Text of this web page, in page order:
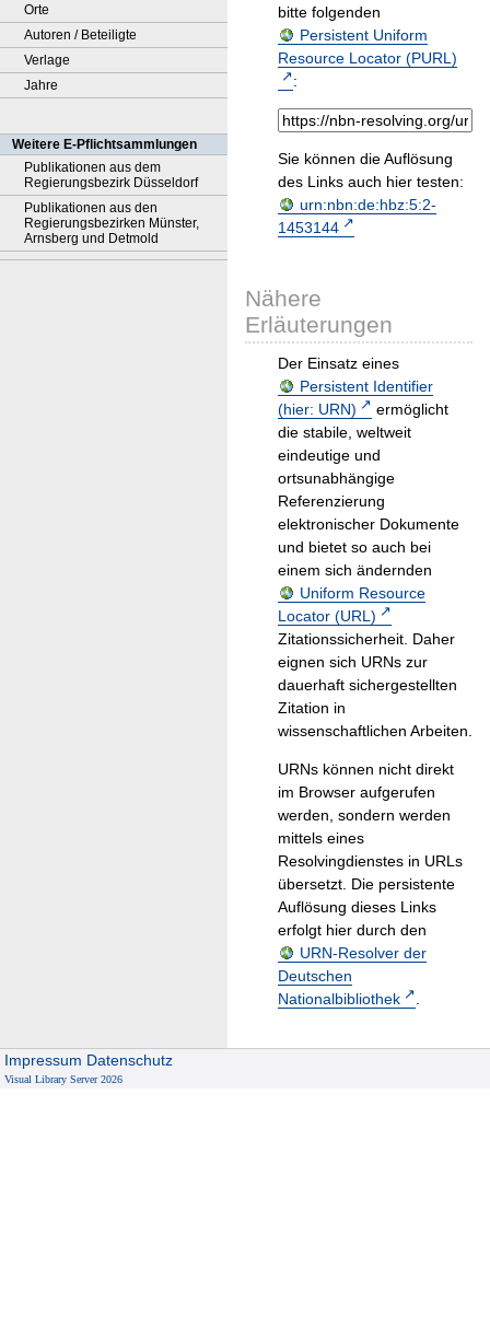
Orte
Autoren / Beteiligte
Verlage
Jahre
Weitere E-Pflichtsammlungen
Publikationen aus dem
Regierungsbezirk Düsseldorf
Publikationen aus den
Regierungsbezirken Münster,
Arnsberg und Detmold
bitte folgenden
Persistent Uniform
Resource Locator (PURL)
:
Sie können die Auflösung
des Links auch hier testen:
urn:nbn:de:hbz:5:2-
1453144
Nähere
Erläuterungen
Der Einsatz eines
Persistent Identifier
(hier: URN)
ermöglicht
die stabile, weltweit
eindeutige und
ortsunabhängige
Referenzierung
elektronischer Dokumente
und bietet so auch bei
einem sich ändernden
Uniform Resource
Locator (URL)
Zitationssicherheit. Daher
eignen sich URNs zur
dauerhaft sichergestellten
Zitation in
wissenschaftlichen Arbeiten.
URNs können nicht direkt
im Browser aufgerufen
werden, sondern werden
mittels eines
Resolvingdienstes in URLs
übersetzt. Die persistente
Auflösung dieses Links
erfolgt hier durch den
URN-Resolver der
Deutschen
Nationalbibliothek
.
Impressum Datenschutz
Visual Library Server 2026